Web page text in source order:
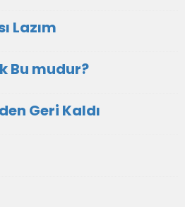
Lazım
Bu mudur?
Geri Kaldı